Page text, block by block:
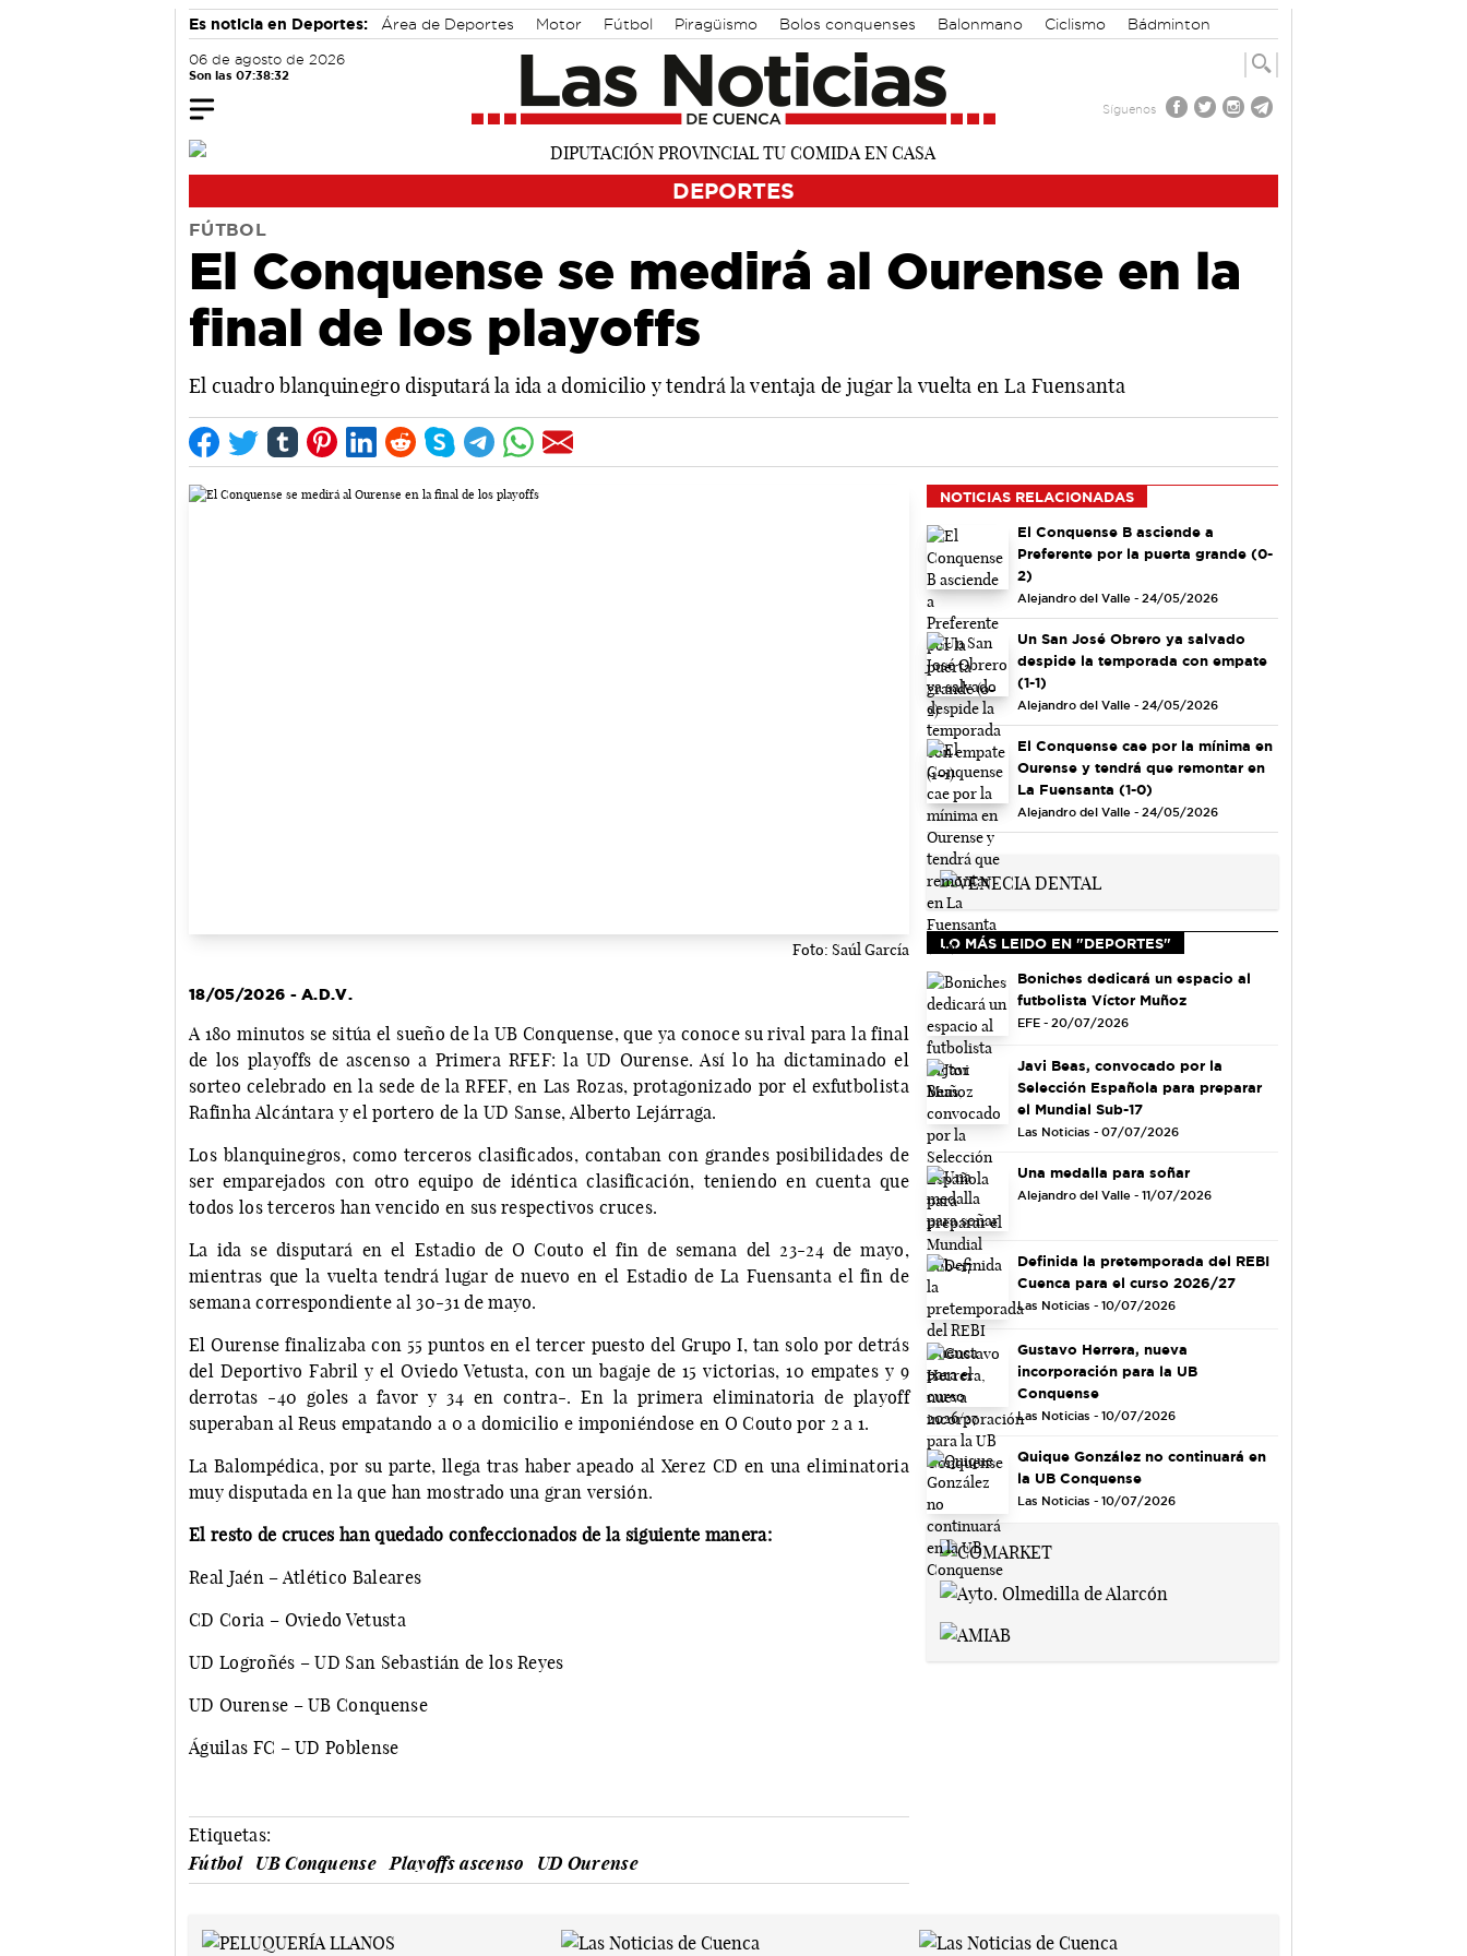
Es noticia en Deportes: Área de Deportes Motor Fútbol Piragüismo Bolos conquenses Balonmano Ciclismo Bádminton
06 de agosto de 2026
Son las 07:38:33
Síguenos
DEPORTES
FÚTBOL
El Conquense se medirá al Ourense en la
final de los playoffs
El cuadro blanquinegro disputará la ida a domicilio y tendrá la ventaja de jugar la vuelta en La Fuensanta
Foto: Saúl García
18/05/2026 - A.D.V.
A 180 minutos se sitúa el sueño de la UB Conquense, que ya conoce su rival para la final
de los playoffs de ascenso a Primera RFEF: la UD Ourense. Así lo ha dictaminado el
sorteo celebrado en la sede de la RFEF, en Las Rozas, protagonizado por el exfutbolista
Rafinha Alcántara y el portero de la UD Sanse, Alberto Lejárraga.
Los blanquinegros, como terceros clasificados, contaban con grandes posibilidades de
ser emparejados con otro equipo de idéntica clasificación, teniendo en cuenta que
todos los terceros han vencido en sus respectivos cruces.
La ida se disputará en el Estadio de O Couto el fin de semana del 23-24 de mayo,
mientras que la vuelta tendrá lugar de nuevo en el Estadio de La Fuensanta el fin de
semana correspondiente al 30-31 de mayo.
El Ourense finalizaba con 55 puntos en el tercer puesto del Grupo I, tan solo por detrás
del Deportivo Fabril y el Oviedo Vetusta, con un bagaje de 15 victorias, 10 empates y 9
derrotas -40 goles a favor y 34 en contra-. En la primera eliminatoria de playoff
superaban al Reus empatando a 0 a domicilio e imponiéndose en O Couto por 2 a 1.
La Balompédica, por su parte, llega tras haber apeado al Xerez CD en una eliminatoria
muy disputada en la que han mostrado una gran versión.
El resto de cruces han quedado confeccionados de la siguiente manera:
Real Jaén – Atlético Baleares
CD Coria – Oviedo Vetusta
UD Logroñés – UD San Sebastián de los Reyes
UD Ourense – UB Conquense
Águilas FC – UD Poblense
Etiquetas:
Fútbol
UB Conquense Playoffs ascenso UD Ourense
NOTICIAS RELACIONADAS
El Conquense B asciende a
Preferente por la puerta grande (0-
2)
Alejandro del Valle - 24/05/2026
Un San José Obrero ya salvado
despide la temporada con empate
(1-1)
Alejandro del Valle - 24/05/2026
El Conquense cae por la mínima en
Ourense y tendrá que remontar en
La Fuensanta (1-0)
Alejandro del Valle - 24/05/2026
LO MÁS LEIDO EN "DEPORTES"
Boniches dedicará un espacio al
futbolista Víctor Muñoz
EFE - 20/07/2026
Javi Beas, convocado por la
Selección Española para preparar
el Mundial Sub-17
Las Noticias - 07/07/2026
Una medalla para soñar
Alejandro del Valle - 11/07/2026
Definida la pretemporada del REBI
Cuenca para el curso 2026/27
Las Noticias - 10/07/2026
Gustavo Herrera, nueva
incorporación para la UB
Conquense
Las Noticias - 10/07/2026
Quique González no continuará en
la UB Conquense
Las Noticias - 10/07/2026